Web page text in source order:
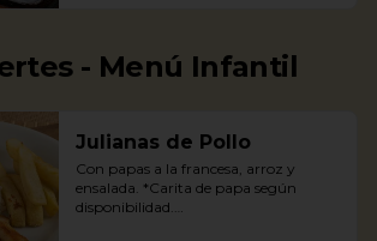
- Menú Infantil
Julianas de Pollo
Con papas a la francesa, arroz y
ensalada. *Carita de papa según
disponibilidad.